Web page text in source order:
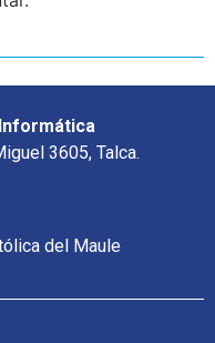
3605, Talca.
del Maule